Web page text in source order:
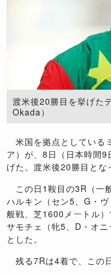
渡米後20勝目を挙げた
Okada）
米国を拠点としている
ア）が、8日（日本時間
げた。渡米後20勝目とな
この日1鞍目の3R（一
ハルキン（セン5、G・
般戦、芝1600メートル
サモチェ（牝5、D・オ
とした。
残る7Rは4着で、この